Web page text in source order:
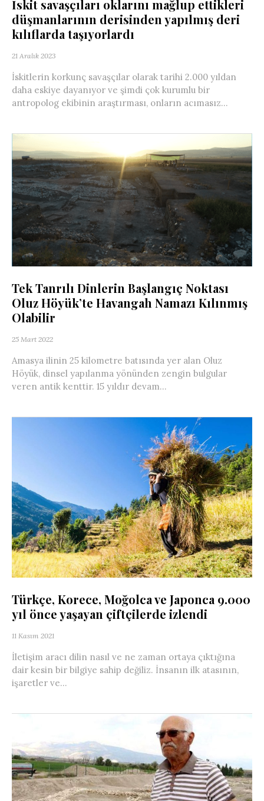
İskit savaşçıları oklarını mağlup ettikleri
düşmanlarının derisinden yapılmış deri
kılıflarda taşıyorlardı
21 Aralık 2023
İskitlerin korkunç savaşçılar olarak tarihi 2.000 yıldan
daha eskiye dayanıyor ve şimdi çok kurumlu bir
antropolog ekibinin araştırması, onların acımasız...
Tek Tanrılı Dinlerin Başlangıç Noktası
Oluz Höyük’te Havangah Namazı Kılınmış
Olabilir
25 Mart 2022
Amasya ilinin 25 kilometre batısında yer alan Oluz
Höyük, dinsel yapılanma yönünden zengin bulgular
veren antik kenttir. 15 yıldır devam...
Türkçe, Korece, Moğolca ve Japonca 9.000
yıl önce yaşayan çiftçilerde izlendi
11 Kasım 2021
İletişim aracı dilin nasıl ve ne zaman ortaya çıktığına
dair kesin bir bilgiye sahip değiliz. İnsanın ilk atasının,
işaretler ve...